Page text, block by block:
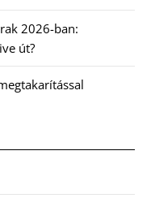
2026-ban:
út?